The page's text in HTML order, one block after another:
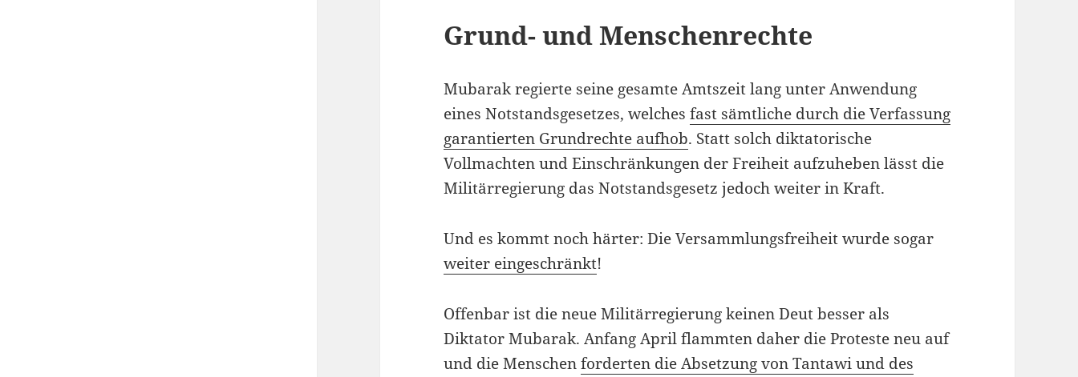
Grund- und Menschenrechte
Mubarak regierte seine gesamte Amtszeit lang unter Anwendung
eines Notstandsgesetzes, welchesfast sämtliche durch die Verfassung
garantierten Grundrechte aufhob. Statt solch diktatorische
Vollmachten und Einschränkungen der Freiheit aufzuheben lässt die
Militärregierung das Notstandsgesetz jedoch weiter in Kraft.
Und es kommt noch härter: Die Versammlungsfreiheit wurde sogar
weiter eingeschränkt!
Offenbar ist die neue Militärregierung keinen Deut besser als
Diktator Mubarak. Anfang April flammten daher die Proteste neu auf
und die Menschenforderten die Absetzung von Tantawi und des